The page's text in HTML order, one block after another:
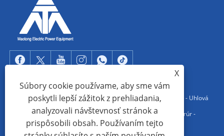
Copyright © 2022 Qingdao Maotong Power Equipment Co., Ltd. - Uhlová
oceľová veža, oceľová konštrukcia rozvodne, veža z oceľových rúr -
Všetky práva vyhradené.
X
Súbory cookie používame, aby sme vám
poskytli lepší zážitok z prehliadania,
analyzovali návštevnosť stránok a
prispôsobili obsah. Používaním tejto